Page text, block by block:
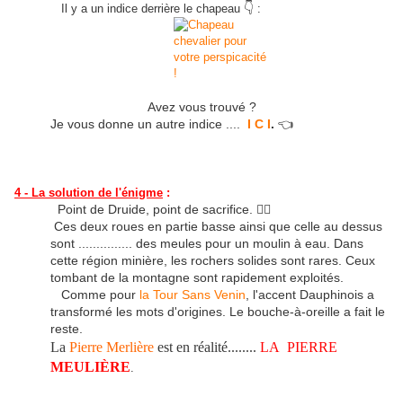
Il y a un indice derrière le chapeau 👇 :
Avez vous trouvé ?
Je vous donne un autre indice ....
I C I. 👈
4 - La solution de l'énigme :
Point de Druide, point de sacrifice. 🙅‍♂️
Ces deux roues en partie basse ainsi que celle au dessus
sont ............... des meules pour un moulin à eau. Dans
cette région minière, les rochers solides sont rares. Ceux
tombant de la montagne sont rapidement exploités.
Comme pour la Tour Sans Venin, l'accent Dauphinois a
transformé les mots d'origines. Le bouche-à-oreille a fait le
reste.
La Pierre Merlière est en réalité........ LA PIERRE
MEULIÈRE.